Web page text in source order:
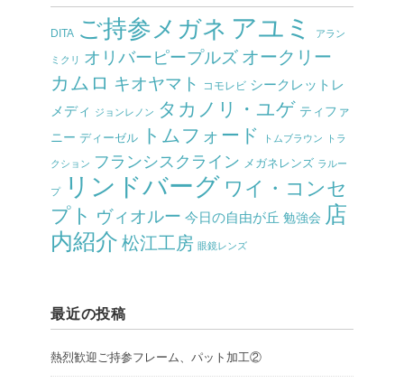
DITA ご持参メガネ アユミ アラン
ミクリ オリバーピープルズ オークリー
カムロ キオヤマト コモレビ シークレットレ
メディ
ジョンレノン タカノリ・ユゲ ティファ
ニー ディーゼル トムフォード トムブラウン トラ
クション フランシスクライン メガネレンズ ラルー
プ リンドバーグ ワイ・コンセ
プト ヴィオルー 今日の自由が丘 勉強会 店
内紹介 松江工房 眼鏡レンズ
最近の投稿
熱烈歓迎ご持参フレーム、パット加工②